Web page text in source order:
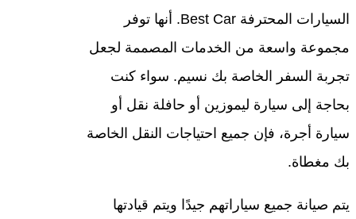
السيارات المحترفة Best Car. أنها توفر
مجموعة واسعة من الخدمات المصممة لجعل
تجربة السفر الخاصة بك نسيم. سواء كنت
بحاجة إلى سيارة ليموزين أو حافلة نقل أو
سيارة أجرة، فإن جميع احتياجات النقل الخاصة
بك مغطاة.
يتم صيانة جميع سياراتهم جيدًا ويتم قيادتها